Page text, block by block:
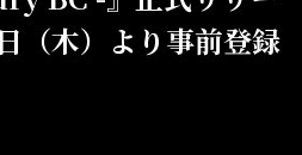
（木）より事前登録